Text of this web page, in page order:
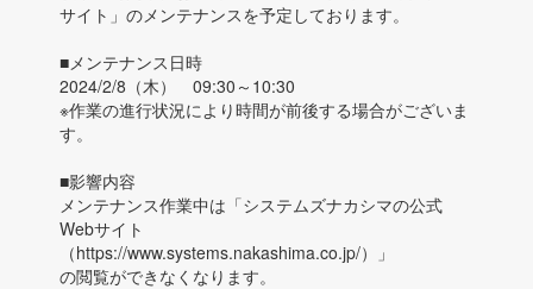
サイト」のメンテナンスを予定しております。
■メンテナンス日時
2024/2/8（木） 09:30～10:30
※作業の進行状況により時間が前後する場合がございま
す。
■影響内容
メンテナンス作業中は「システムズナカシマの公式
Webサイト
（https://www.systems.nakashima.co.jp/）」
の閲覧ができなくなります。